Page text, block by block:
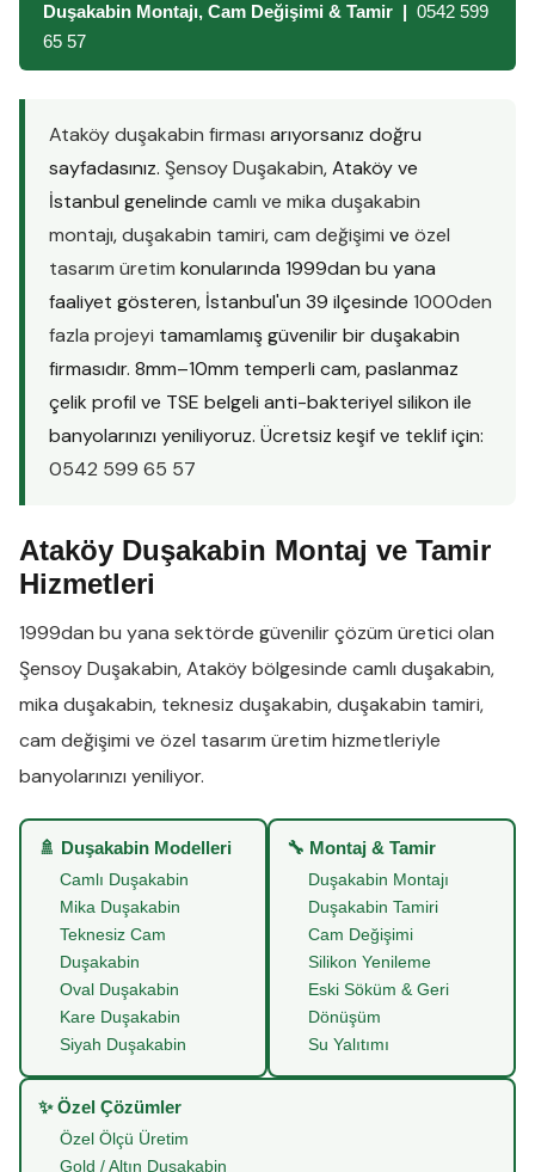
Duşakabin Montajı, Cam Değişimi & Tamir | 0542 599
65 57
Ataköy duşakabin firması arıyorsanız doğru
sayfadasınız. Şensoy Duşakabin, Ataköy ve
İstanbul genelinde camlı ve mika duşakabin
montajı,duşakabin tamiri,cam değişimi ve özel
tasarım üretim konularında 1999dan bu yana
faaliyet gösteren, İstanbul'un 39 ilçesinde 1000den
fazla projeyi tamamlamış güvenilir bir duşakabin
firmasıdır. 8mm–10mm temperli cam, paslanmaz
çelik profil ve TSE belgeli anti-bakteriyel silikon ile
banyolarınızı yeniliyoruz. Ücretsiz keşif ve teklif için:
0542 599 65 57
Ataköy Duşakabin Montaj ve Tamir
Hizmetleri
1999dan bu yana sektörde güvenilir çözüm üretici olan
Şensoy Duşakabin,Ataköybölgesinde camlı duşakabin,
mika duşakabin, teknesiz duşakabin,duşakabin tamiri,
cam değişimi ve özel tasarım üretim hizmetleriyle
banyolarınızı yeniliyor.
🚿 Duşakabin Modelleri
Camlı Duşakabin
Mika Duşakabin
Teknesiz Cam
Duşakabin
Oval Duşakabin
Kare Duşakabin
Siyah Duşakabin
🔧 Montaj & Tamir
Duşakabin Montajı
Duşakabin Tamiri
Cam Değişimi
Silikon Yenileme
Eski Söküm & Geri
Dönüşüm
Su Yalıtımı
✨ Özel Çözümler
Özel Ölçü Üretim
Gold / Altın Duşakabin